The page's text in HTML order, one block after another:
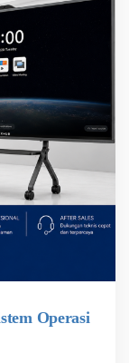
Operasi